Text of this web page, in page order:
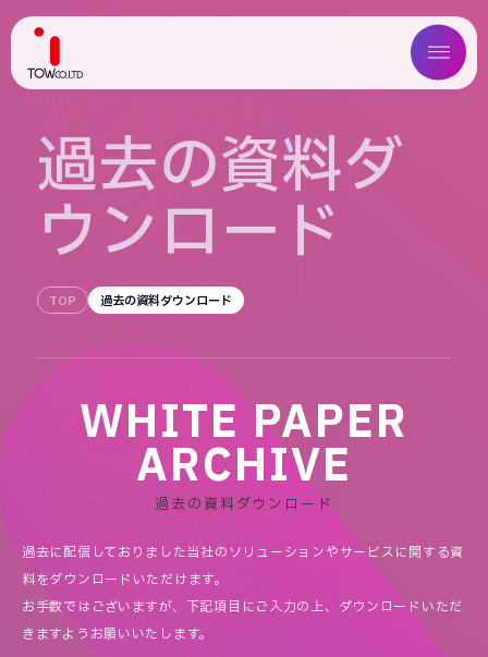
ABOUT US
SERVICE
WORKS
MAGAZINE
COMPANY
NEWS
IR
過去の資料ダ
ウ ン ロー ド
TOP 過去の資料ダウンロード
WHITE PAPER
ARCHIVE
過去の資料ダウンロード
過去に配信しておりました当社のソリューションやサービスに関する資
料をダウンロードいただけます。
お手数ではございますが、下記項目にご入力の上、ダウンロードいただ
きますようお願いいたします。